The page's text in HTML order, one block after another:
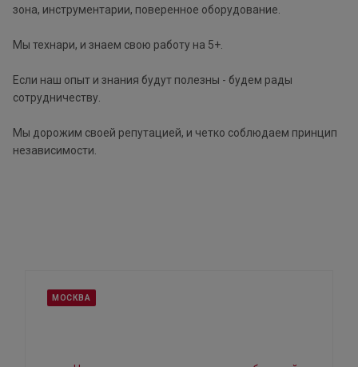
зона, инструментарии, поверенное оборудование.
Мы технари, и знаем свою работу на 5+.
Если наш опыт и знания будут полезны - будем рады
сотрудничеству.
Мы дорожим своей репутацией, и четко соблюдаем принцип
независимости.
МОСКВА